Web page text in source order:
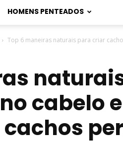
HOMENS PENTEADOS
Top 6 maneiras naturais para criar
cabelo e